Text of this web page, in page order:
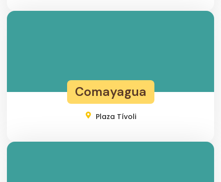
Comayagua
Plaza Tívoli